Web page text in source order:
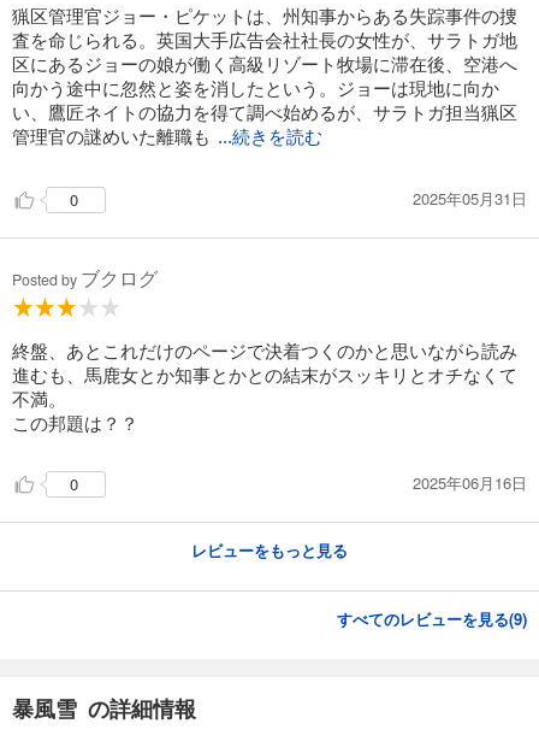
猟区管理官ジョー・ピケットは、州知事からある失踪事件の捜
査を命じられる。英国大手広告会社社長の女性が、サラトガ地
区にあるジョーの娘が働く高級リゾート牧場に滞在後、空港へ
向かう途中に忽然と姿を消したという。ジョーは現地に向か
い、鷹匠ネイトの協力を得て調べ始めるが、サラトガ担当猟区
管理官の謎めいた離職も ...続きを読む
0 2025年05月31日
Posted by ブクログ
終盤、あとこれだけのページで決着つくのかと思いながら読み
進むも、馬鹿女とか知事とかとの結末がスッキリとオチなくて
不満。
この邦題は？？
0 2025年06月16日
レビューをもっと見る
すべてのレビューを見る(9)
暴風雪 の詳細情報